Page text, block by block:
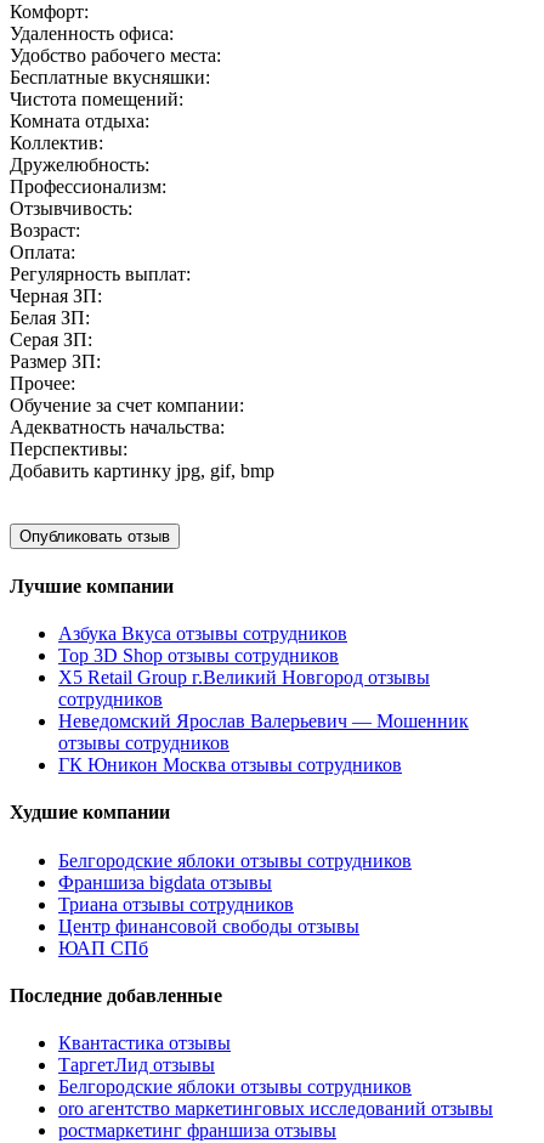
Комфорт:
Удаленность офиса:
Удобство рабочего места:
Бесплатные вкусняшки:
Чистота помещений:
Комната отдыха:
Коллектив:
Дружелюбность:
Профессионализм:
Отзывчивость:
Возраст:
Оплата:
Регулярность выплат:
Черная ЗП:
Белая ЗП:
Серая ЗП:
Размер ЗП:
Прочее:
Обучение за счет компании:
Адекватность начальства:
Перспективы:
Добавить картинку jpg, gif, bmp
Лучшие компании
Азбука Вкуса отзывы сотрудников
Top 3D Shop отзывы сотрудников
X5 Retail Group г.Великий Новгород отзывы
сотрудников
Неведомский Ярослав Валерьевич — Мошенник
отзывы сотрудников
ГК Юникон Москва отзывы сотрудников
Худшие компании
Белгородские яблоки отзывы сотрудников
Франшиза bigdata отзывы
Триана отзывы сотрудников
Центр финансовой свободы отзывы
ЮАП СПб
Последние добавленные
Квантастика отзывы
ТаргетЛид отзывы
Белгородские яблоки отзывы сотрудников
oro агентство маркетинговых исследований отзывы
ростмаркетинг франшиза отзывы